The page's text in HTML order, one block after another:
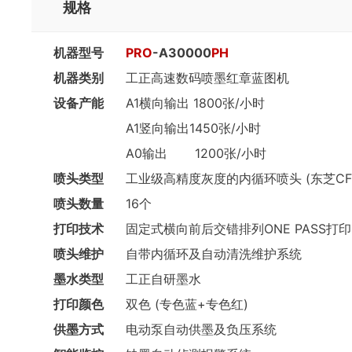
规格
机器型号 PRO-A30000PH
机器类别
工正高速数码喷墨红章蓝图机
设备产能
A1横向输出 1800张/小时
A1竖向输出1450张/小时
A0输出 1200张/小时
喷头类型
工业级高精度灰度的内循环喷头 (东芝
喷头数量
16个
打印技术
固定式横向前后交错排列ONE PASS打印
喷头维护
自带内循环及自动清洗维护系统
墨水类型
工正自研墨水
打印颜色
双色 (专色蓝+专色红)
供墨方式
电动泵自动供墨及负压系统